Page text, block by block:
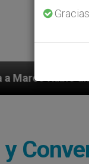
de
Gracias.